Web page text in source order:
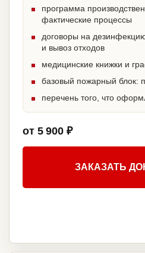
программа
фактические процессы
договоры на
и вывоз отходов
медицинские книжки и
базовый пожарный блок:
перечень того, что
от 5 900 ₽
ЗАКАЗАТЬ